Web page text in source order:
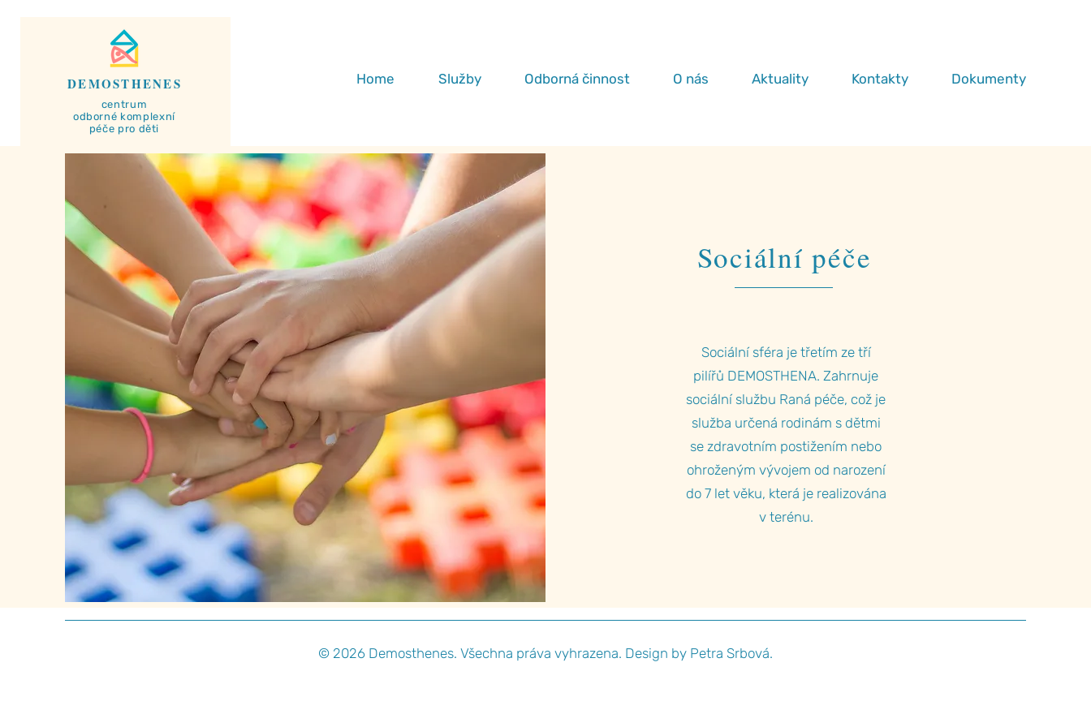
DEMOSTHENES
centrum
odborné komplexní
péče pro děti
Home Služby Odborná činnost O nás Aktuality Kontakty Dokumenty
Sociální péče
Sociální sféra je třetím ze tří
pilířů DEMOSTHENA. Zahrnuje
sociální službu Raná péče, což je
služba určená rodinám s dětmi
se zdravotním postižením nebo
ohroženým vývojem od narození
do 7 let věku, která je realizována
v terénu.
© 2026 Demosthenes. Všechna práva vyhrazena. Design by Petra Srbová.